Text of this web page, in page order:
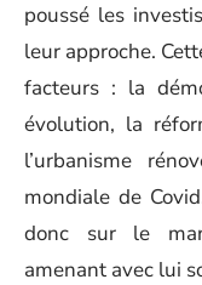
poussé les
leur approche.
facteurs : la
évolution, la
l’urbanisme
mondiale de
donc sur le
amenant avec lui